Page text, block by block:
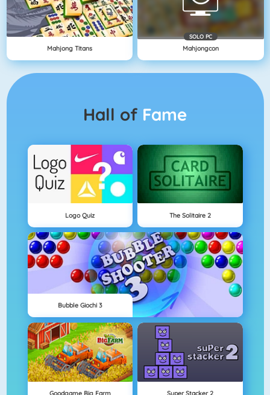
Mahjong Titans
SOLO PC
Mahjongcon
Hall of Fame
Logo Quiz The Solitaire 2
Bubble Giochi 3
Goodgame Big Farm Super Stacker 2